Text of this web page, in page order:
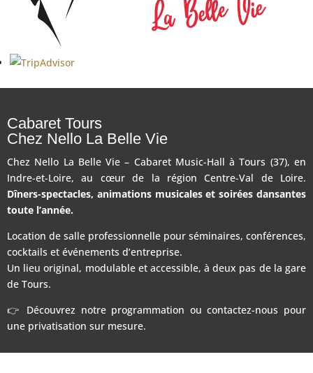
Cabaret Tours
Chez Nello La Belle Vie
Chez Nello La Belle Vie – Cabaret Music-Hall à Tours (37), en
Indre-et-Loire, au cœur de la région Centre-Val de Loire.
Dîners-spectacles, animations musicales et soirées dansantes
toute l’année.
Location de salle professionnelle pour séminaires, conférences,
cocktails et événements d’entreprise.
Un lieu original, modulable et accessible, à deux pas de la gare
de Tours.
👉 Découvrez notre programmation ou contactez-nous pour
une privatisation sur mesure.